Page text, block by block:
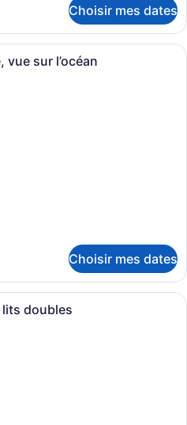
Choisir mes dates
Une chambre d’hôtel avec deux
sur l’océan
Choisir mes dates
Une chambre d’hôtel avec un lit,
lits doubles